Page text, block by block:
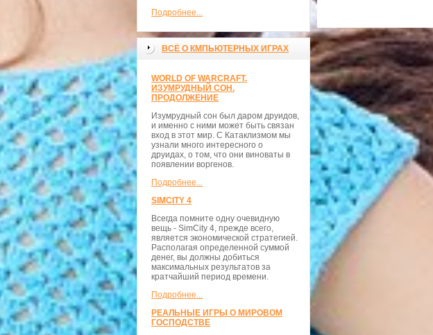
Подробнее...
ВСЁ О КМПЬЮТЕРНЫХ ИГРАХ
WORLD OF WARCRAFT.
ИЗУМРУДНЫЙ СОН.
ПРОДОЛЖЕНИЕ
Изумрудный сон был даром друидов,
и именно с ними может быть связан
вход в этот мир. С Катаклизмом мы
узнали много интересного о
друидах, о том, что они виноваты в
появлении воргенов.
Подробнее...
SIMCITY 4
Всегда помните одну очевидную
вещь - SimCity 4, прежде всего,
является экономической стратегией.
Располагая определенной суммой
денег, вы должны добиться
максимальных результатов за
кратчайший период времени.
Подробнее...
РЕАЛЬНЫЕ ИГРЫ О МИРОВОМ
ГОСПОДСТВЕ